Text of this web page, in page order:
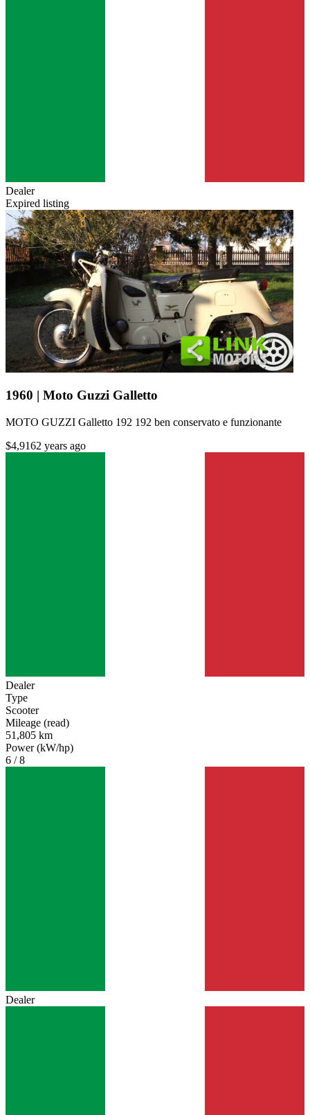
Dealer
Expired listing
1960 | Moto Guzzi Galletto
MOTO GUZZI Galletto 192 192 ben conservato e funzionante
$4,9162 years ago
Dealer
Type
Scooter
Mileage (read)
51,805 km
Power (kW/hp)
6 / 8
Dealer